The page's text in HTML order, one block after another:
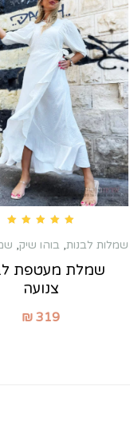
שמלות לבנות, בוהו שיק,
שמלת מעטפת
צנועה
₪ 319